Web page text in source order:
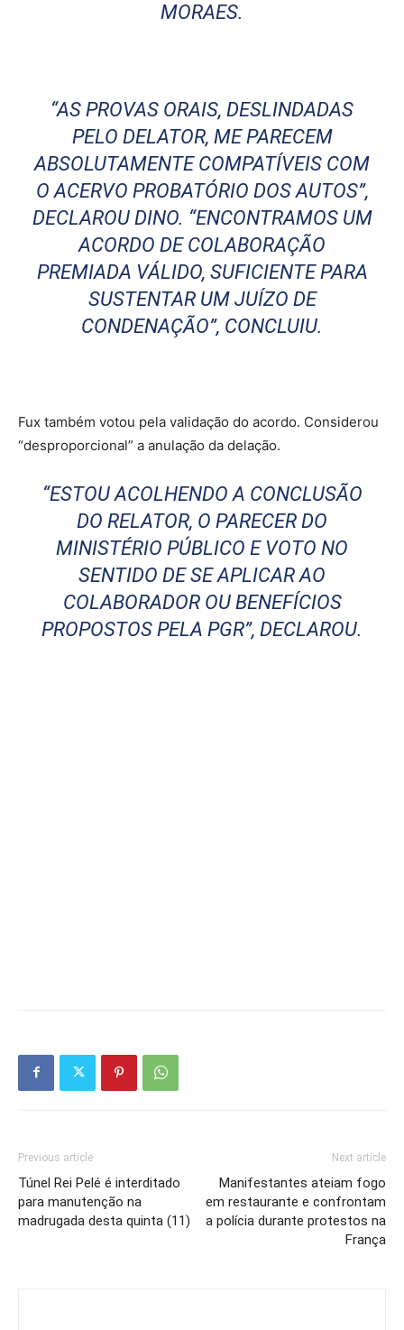
MORAES.
“AS PROVAS ORAIS, DESLINDADAS
PELO DELATOR, ME PARECEM
ABSOLUTAMENTE COMPATÍVEIS COM
O ACERVO PROBATÓRIO DOS AUTOS”,
DECLAROU DINO. “ENCONTRAMOS UM
ACORDO DE COLABORAÇÃO
PREMIADA VÁLIDO, SUFICIENTE PARA
SUSTENTAR UM JUÍZO DE
CONDENAÇÃO”, CONCLUIU.
Fux também votou pela validação do acordo. Considerou
“desproporcional” a anulação da delação.
“ESTOU ACOLHENDO A CONCLUSÃO
DO RELATOR, O PARECER DO
MINISTÉRIO PÚBLICO E VOTO NO
SENTIDO DE SE APLICAR AO
COLABORADOR OU BENEFÍCIOS
PROPOSTOS PELA PGR”, DECLAROU.
Previous article
Túnel Rei Pelé é interditado
para manutenção na
madrugada desta quinta (11)
Next article
Manifestantes ateiam fogo
em restaurante e confrontam
a polícia durante protestos na
França